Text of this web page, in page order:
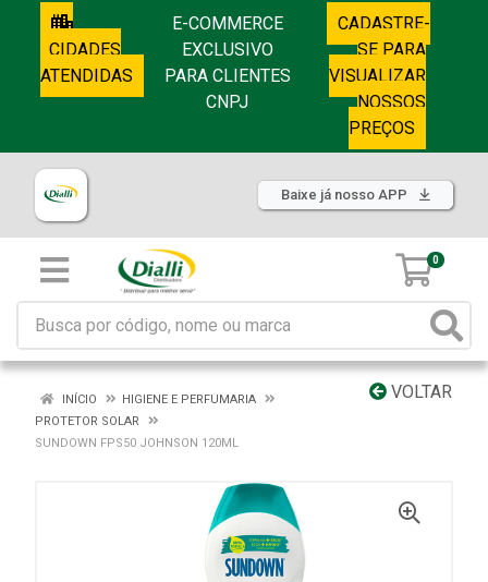
CIDADES
ATENDIDAS
E-COMMERCE
EXCLUSIVO
PARA CLIENTES
CNPJ
CADASTRE-
SE PARA
VISUALIZAR
NOSSOS
PREÇOS
Baixe já nosso APP
0
VOLTAR
INÍCIO
HIGIENE E PERFUMARIA
PROTETOR SOLAR
SUNDOWN FPS50 JOHNSON 120ML